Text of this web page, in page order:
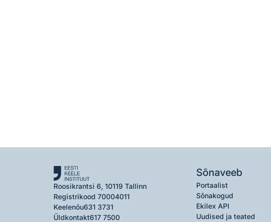
Roosikrantsi 6, 10119 Tallinn
Registrikood 70004011
Keelenõu631 3731
Üldkontakt617 7500
Sõnaveeb
Portaalist
Sõnakogud
Ekilex API
Uudised ja teated